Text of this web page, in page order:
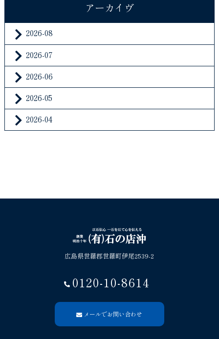
アーカイヴ
2026-08
2026-07
2026-06
2026-05
2026-04
広島県世羅郡世羅町伊尾2539-2
0120-10-8614
メールでお問い合わせ